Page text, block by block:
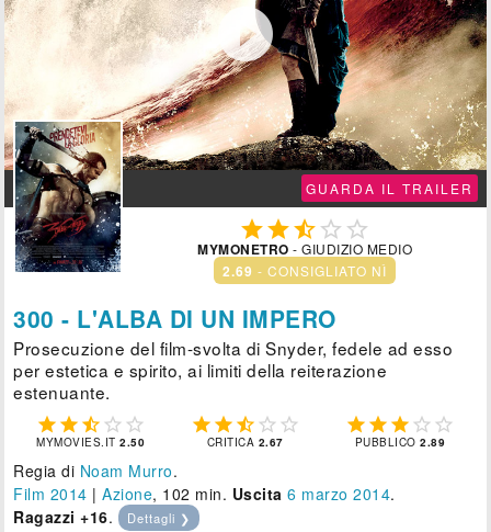

GUARDA IL TRAILER
  
MYMONETRO - GIUDIZIO MEDIO
2.69 - CONSIGLIATO NÌ
300 - L'ALBA DI UN IMPERO
Prosecuzione del film-svolta di Snyder, fedele ad esso
per estetica e spirito, ai limiti della reiterazione
estenuante.
    
MYMOVIES.IT2.50
    
CRITICA 2.67
    
PUBBLICO2.89
Regia di Noam Murro.
Film 2014 |Azione, 102 min. Uscita 6 marzo 2014.
Ragazzi +16. Dettagli ❯